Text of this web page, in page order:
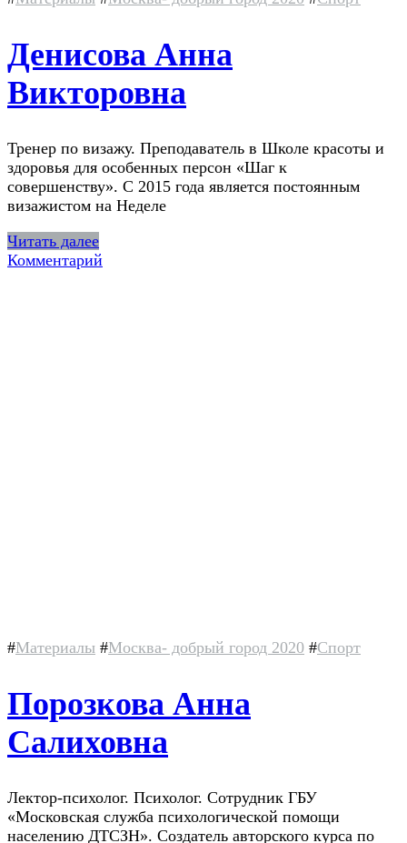
Денисова Анна
Викторовна
Тренер по визажу. Преподаватель в Школе красоты и
здоровья для особенных персон «Шаг к
совершенству». С 2015 года является постоянным
визажистом на Неделе
Читать далее
Комментарий
#Материалы #Москва- добрый город 2020 #Спорт
Порозкова Анна
Салиховна
Лектор-психолог. Психолог. Сотрудник ГБУ
«Московская служба психологической помощи
населению ДТСЗН». Создатель авторского курса по